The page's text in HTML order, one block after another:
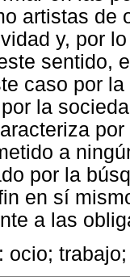
artistas de
y, por
sentido,
caso por
la
a
por la
en sí
a las
: ocio;